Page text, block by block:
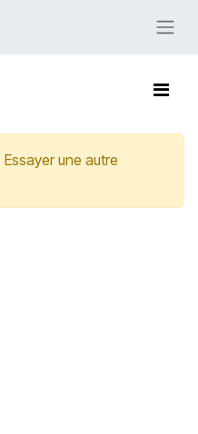
une autre